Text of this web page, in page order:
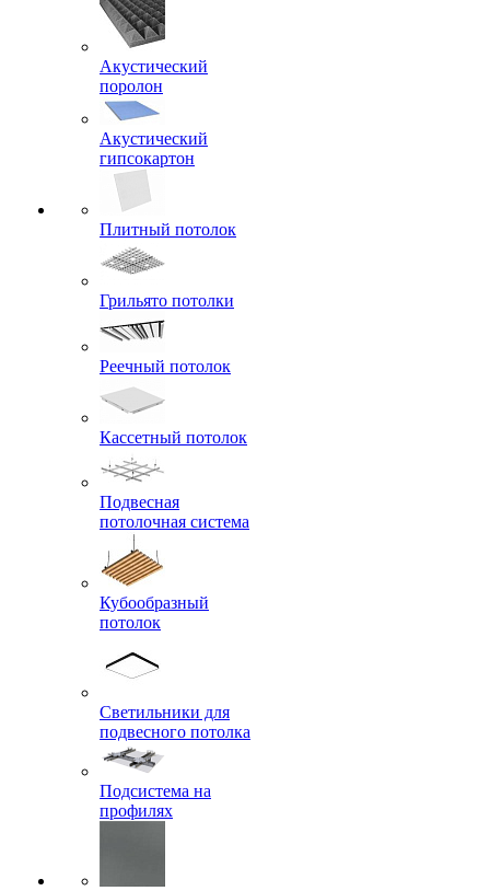
Акустический
поролон
Акустический
гипсокартон
Плитный потолок
Грильято потолки
Реечный потолок
Кассетный потолок
Подвесная
потолочная система
Кубообразный
потолок
Светильники для
подвесного потолка
Подсистема на
профилях